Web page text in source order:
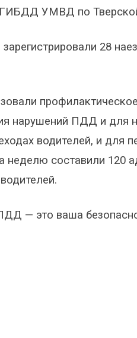
УМВД по
28
нарушений ПДД и для
водителей, и для
неделю составили 120
— это ваша